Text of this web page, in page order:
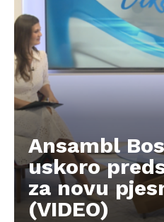
Ansambl
uskoro
za novu
(VIDEO)